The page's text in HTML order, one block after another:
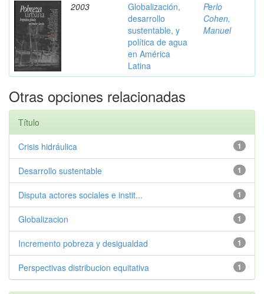
2003
Globalización,
desarrollo
sustentable, y
política de agua
en América
Latina
Perlo
Cohen,
Manuel
Otras opciones relacionadas
Título
1
Crisis hidráulica
1
Desarrollo sustentable
1
Disputa actores sociales e instit...
1
Globalizacion
1
Incremento pobreza y desigualdad
1
Perspectivas distribucion equitativa